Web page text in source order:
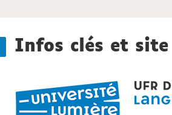
sections
la
Détails
Infos clés et site